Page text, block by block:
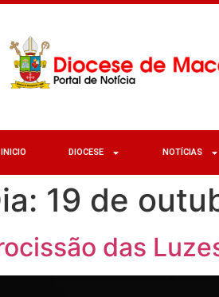
INICIO DIOCESE NOTÍCIAS
19 de
das